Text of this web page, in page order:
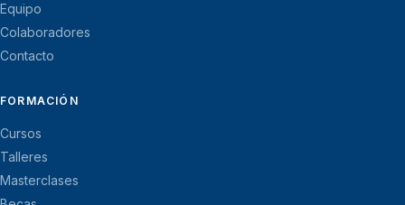
Equipo
Colaboradores
Contacto
FORMACIÓN
Cursos
Talleres
Masterclases